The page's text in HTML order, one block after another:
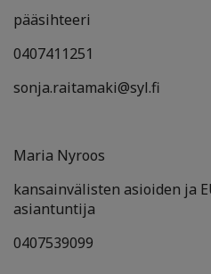
pääsihteeri
0407411251
sonja.raitamaki@syl.fi
Maria Nyroos
kansainvälisten asioiden ja
asiantuntija
0407539099